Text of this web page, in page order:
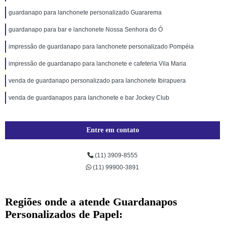
guardanapo para lanchonete personalizado Guararema
guardanapo para bar e lanchonete Nossa Senhora do Ó
impressão de guardanapo para lanchonete personalizado Pompéia
impressão de guardanapo para lanchonete e cafeteria Vila Maria
venda de guardanapo personalizado para lanchonete Ibirapuera
venda de guardanapos para lanchonete e bar Jockey Club
Entre em contato
(11) 3909-8555
(11) 99900-3891
Regiões onde a atende Guardanapos
Personalizados de Papel: